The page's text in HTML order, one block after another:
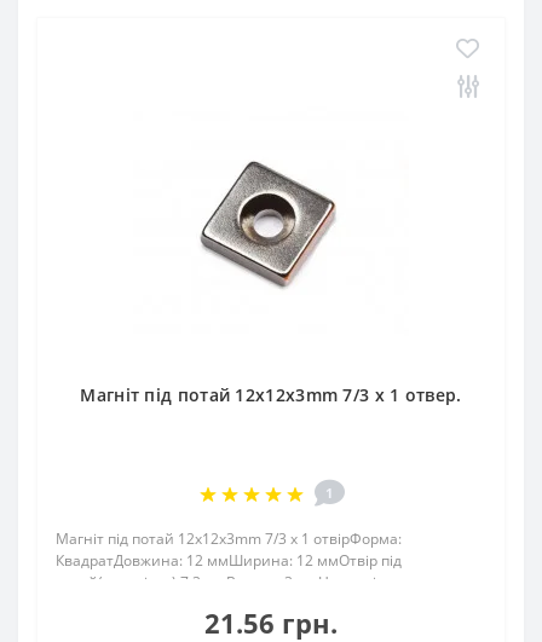
Магніт під потай 12x12x3mm 7/3 х 1 отвер.
1
Магніт під потай 12x12x3mm 7/3 х 1 отвірФорма:
КвадратДовжина: 12 ммШирина: 12 ммОтвір під
потай(зеньківка) 7,3 ммВисота: 3 ммНамагнічення:
N38Зчеплення прибл .: 1,80 кгТемпература використ..
21.56 грн.